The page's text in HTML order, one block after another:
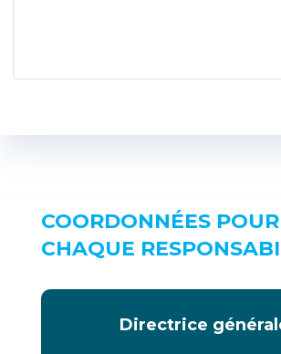
COORDONNÉES POUR
CHAQUE
Directrice